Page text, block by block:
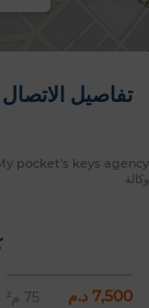
تفاصيل الاتصال
pocket's keys agency
وكالة
7,500 د.م 75 م²